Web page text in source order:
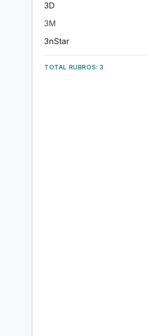
3D
3M
3nStar
TOTAL RUBROS: 3